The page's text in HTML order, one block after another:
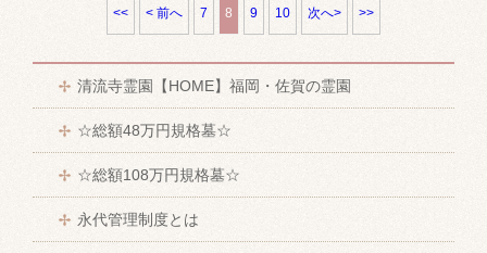
<< < 前へ 7 8 9 10 次へ> >>
清流寺霊園【HOME】福岡・佐賀の霊園
☆総額48万円規格墓☆
☆総額108万円規格墓☆
永代管理制度とは